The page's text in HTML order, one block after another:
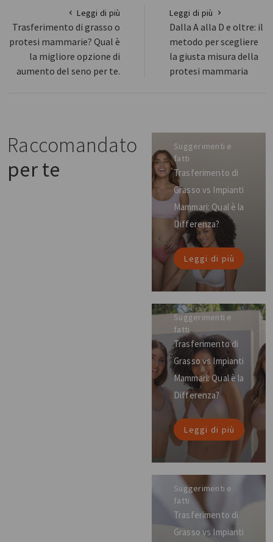
Leggi di più
Trasferimento di grasso o
protesi mammarie? Qual è
la migliore opzione di
aumento del seno per te.
Leggi di più
Dalla A alla D e oltre: il
metodo per scegliere
la giusta misura della
protesi mammaria
Raccomandato
per te
Suggerimenti e
fatti
Trasferimento di
Grasso vs Impianti
Mammari: Qual è la
Differenza?
Leggi di più
Suggerimenti e
fatti
Trasferimento di
Grasso vs Impianti
Mammari: Qual è la
Differenza?
Leggi di più
Suggerimenti e
fatti
Trasferimento di
Grasso vs Impianti